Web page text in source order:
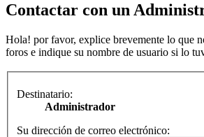
Contactar con un
Hola! por favor, explice brevemente lo que
foros e indique su nombre de usuario si lo
Destinatario:
Administrador
Su dirección de correo electrónico: